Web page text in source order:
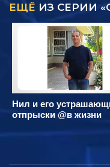
ЕЩЁ ИЗ СЕРИИ
Нил и его
отпрыски @в жизни